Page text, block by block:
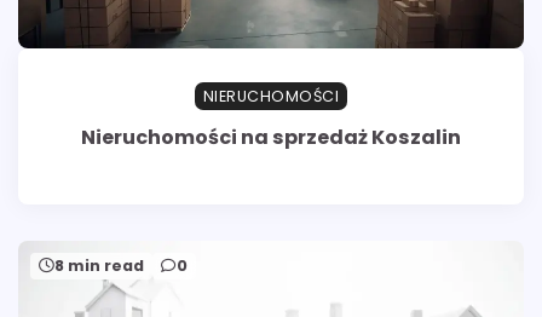
NIERUCHOMOŚCI
Nieruchomości na sprzedaż Koszalin
8 min read 0